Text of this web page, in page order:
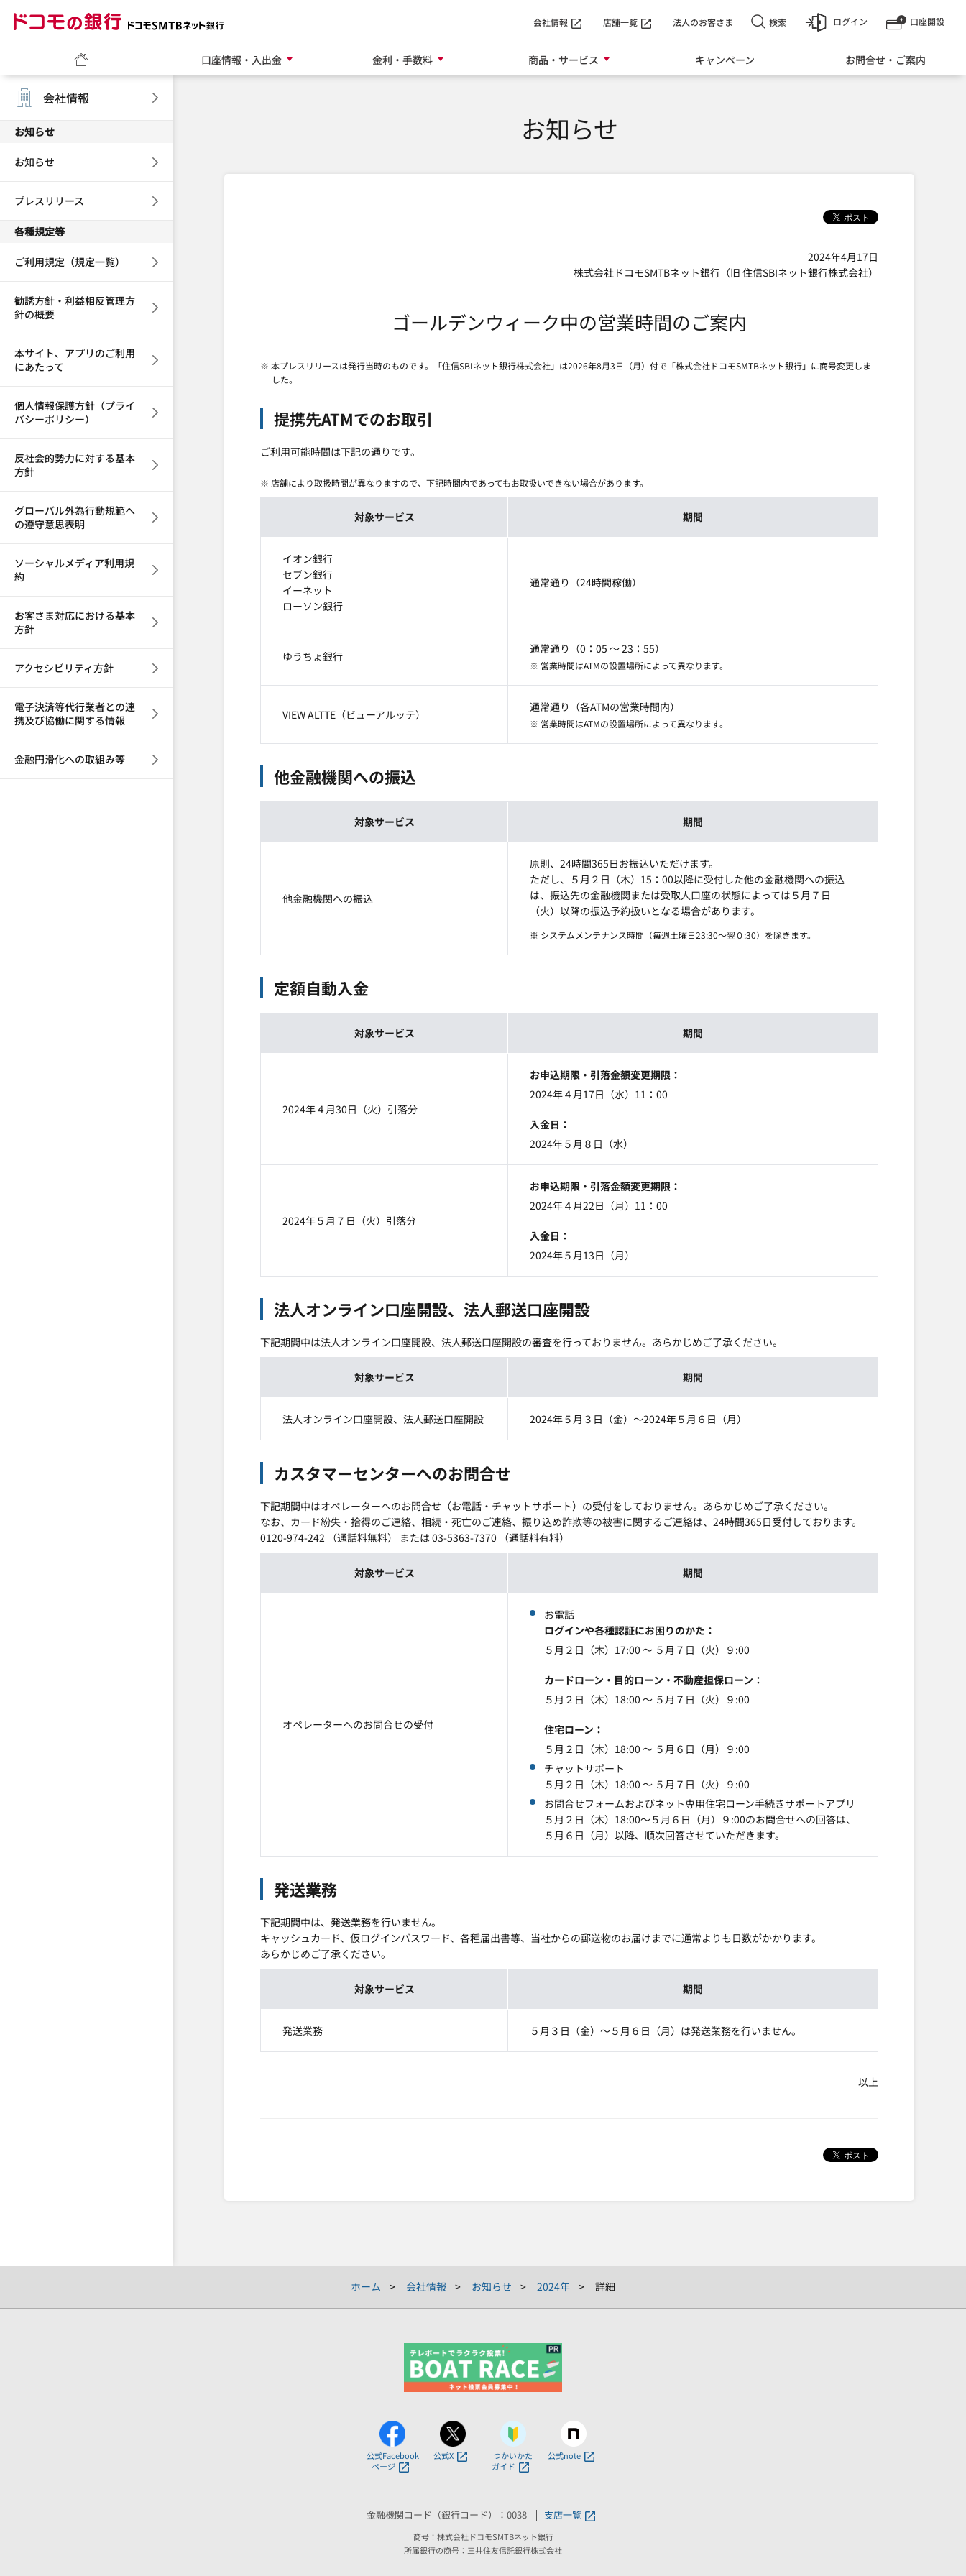
口座開設
ログイン
口座情報・入出金 金利・手数料 商品・サービス キャンペーン お問合せ・ご案内
会社情報 店舗一覧 法人のお客さま 検索
お知らせ
2024年4月17日
株式会社ドコモSMTBネット銀行（旧 住信SBIネット銀行株式会社）
ゴールデンウィーク中の営業時間のご案内
※ 本プレスリリースは発行当時のものです。「住信SBIネット銀行株式会社」は2026年8月3日（月）付で「株式会社ドコモSMTBネット銀行」に商号変更しま
した。
提携先ATMでのお取引
ご利用可能時間は下記の通りです。
※ 店舗により取扱時間が異なりますので、下記時間内であってもお取扱いできない場合があります。
対象サービス 期間
イオン銀行
セブン銀行
イーネット
ローソン銀行
通常通り（24時間稼働）
ゆうちょ銀行
通常通り（0：05 ～ 23：55）
※ 営業時間はATMの設置場所によって異なります。
VIEW ALTTE（ビューアルッテ）
通常通り（各ATMの営業時間内）
※ 営業時間はATMの設置場所によって異なります。
他金融機関への振込
対象サービス 期間
他金融機関への振込
原則、24時間365日お振込いただけます。
ただし、５月２日（木）15：00以降に受付した他の金融機関への振込
は、振込先の金融機関または受取人口座の状態によっては５月７日
（火）以降の振込予約扱いとなる場合があります。
※ システムメンテナンス時間（毎週土曜日23:30～翌０:30）を除きます。
定額自動入金
対象サービス 期間
2024年４月30日（火）引落分
お申込期限・引落金額変更期限
2024年４月17日（水）11：00
入金日
2024年５月８日（水）
2024年５月７日（火）引落分
お申込期限・引落金額変更期限
2024年４月22日（月）11：00
入金日
2024年５月13日（月）
法人オンライン口座開設、法人郵送口座開設
下記期間中は法人オンライン口座開設、法人郵送口座開設の審査を行っておりません。あらかじめご了承ください。
対象サービス 期間
法人オンライン口座開設、法人郵送口座開設 2024年５月３日（金）～2024年５月６日（月）
カスタマーセンターへのお問合せ
下記期間中はオペレーターへのお問合せ（お電話・チャットサポート）の受付をしておりません。あらかじめご了承ください。
なお、カード紛失・拾得のご連絡、相続・死亡のご連絡、振り込め詐欺等の被害に関するご連絡は、24時間365日受付しております。
0120-974-242 （通話料無料） または 03-5363-7370 （通話料有料）
対象サービス 期間
オペレーターへのお問合せの受付
お電話
ログインや各種認証にお困りのかた
５月２日（木）17:00 ～ ５月７日（火）９:00
カードローン・目的ローン・不動産担保ローン
５月２日（木）18:00 ～ ５月７日（火）９:00
住宅ローン
５月２日（木）18:00 ～ ５月６日（月）９:00
チャットサポート
５月２日（木）18:00 ～ ５月７日（火）９:00
お問合せフォームおよびネット専用住宅ローン手続きサポートアプリ
５月２日（木）18:00～５月６日（月）９:00のお問合せへの回答は、
５月６日（月）以降、順次回答させていただきます。
発送業務
下記期間中は、発送業務を行いません。
キャッシュカード、仮ログインパスワード、各種届出書等、当社からの郵送物のお届けまでに通常よりも日数がかかります。
あらかじめご了承ください。
対象サービス 期間
発送業務 ５月３日（金）～５月６日（月）は発送業務を行いません。
以上
会社情報
お知らせ
お知らせ
プレスリリース
各種規定等
ご利用規定（規定一覧）
勧誘方針・利益相反管理方
針の概要
本サイト、アプリのご利用
にあたって
個人情報保護方針（プライ
バシーポリシー）
反社会的勢力に対する基本
方針
グローバル外為行動規範へ
の遵守意思表明
ソーシャルメディア利用規
約
お客さま対応における基本
方針
アクセシビリティ方針
電子決済等代行業者との連
携及び協働に関する情報
金融円滑化への取組み等
ホーム 会社情報 お知らせ 2024年 詳細
公式Facebook
ページ
公式X
つかいかた
ガイド
公式note
金融機関コード（銀行コード）：0038 支店一覧
商号：株式会社ドコモSMTBネット銀行
所属銀行の商号：三井住友信託銀行株式会社